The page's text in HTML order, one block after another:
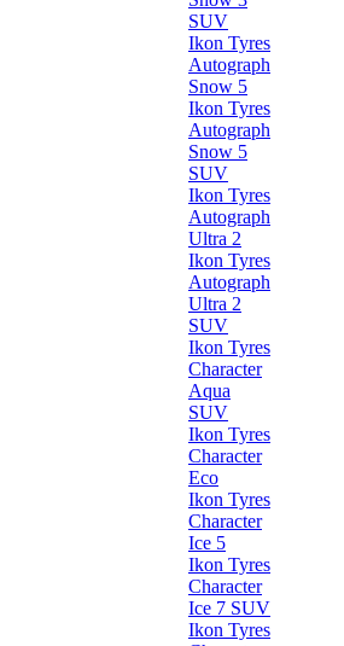
SUV
Ikon Tyres
Autograph
Snow 5
Ikon Tyres
Autograph
Snow 5
SUV
Ikon Tyres
Autograph
Ultra 2
Ikon Tyres
Autograph
Ultra 2
SUV
Ikon Tyres
Character
Aqua
SUV
Ikon Tyres
Character
Eco
Ikon Tyres
Character
Ice 5
Ikon Tyres
Character
Ice 7 SUV
Ikon Tyres